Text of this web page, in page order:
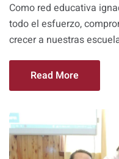
Como red educativa
todo el esfuerzo,
crecer a nuestras
Read More